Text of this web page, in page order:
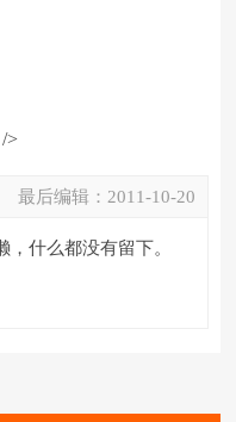
>
最后编辑： 2011-10-20
什么都没有留下。